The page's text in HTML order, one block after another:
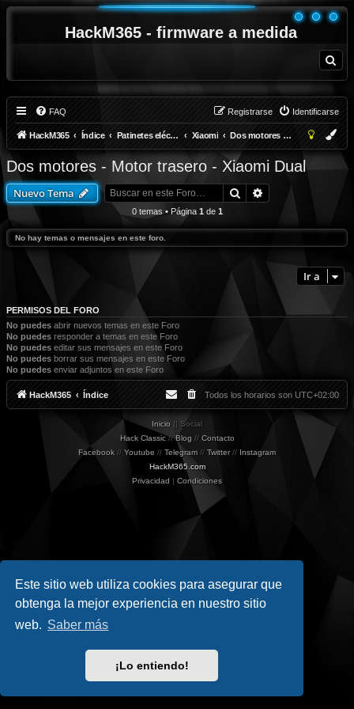
Este sitio web utiliza cookies para asegurar que
obtenga la mejor experiencia en nuestro sitio
web. Saber más
¡Lo entiendo!
HackM365 - firmware a medida
u
FAQ Identificarse
Registrarse
HackM365 Índice Patinetes eléctricos Xiaomi Dos motores - Motor trasero - Xiaomi Dual
Dos motores - Motor trasero - Xiaomi Dual
Nuevo Tema Buscar
0 temas • Página 1 de 1
No hay temas o mensajes en este foro.
Ir a
PERMISOS DEL FORO
No puedes abrir nuevos temas en este Foro
No puedes responder a temas en este Foro
No puedes editar sus mensajes en este Foro
No puedes borrar sus mensajes en este Foro
No puedes enviar adjuntos en este Foro
HackM365 Índice Todos los horarios son UTC+02:00
Inicio || Social
Hack Classic//Blog // Contacto
Facebook // Youtube // Telegram // Twitter// Instagram
HackM365.com
Privacidad | Condiciones